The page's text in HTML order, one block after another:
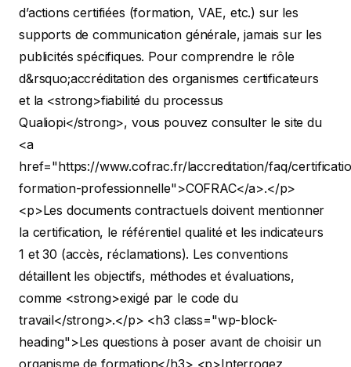
d’actions certifiées (formation, VAE, etc.) sur les
supports de communication générale, jamais sur les
publicités spécifiques. Pour comprendre le rôle
d&rsquo;accréditation des organismes certificateurs
et la <strong>fiabilité du processus
Qualiopi</strong>, vous pouvez consulter le site du
<a
href="https://www.cofrac.fr/laccreditation/faq/
formation-professionnelle">COFRAC</a>.</p>
<p>Les documents contractuels doivent mentionner
la certification, le référentiel qualité et les indicateurs
1 et 30 (accès, réclamations). Les conventions
détaillent les objectifs, méthodes et évaluations,
comme <strong>exigé par le code du
travail</strong>.</p> <h3 class="wp-block-
heading">Les questions à poser avant de choisir un